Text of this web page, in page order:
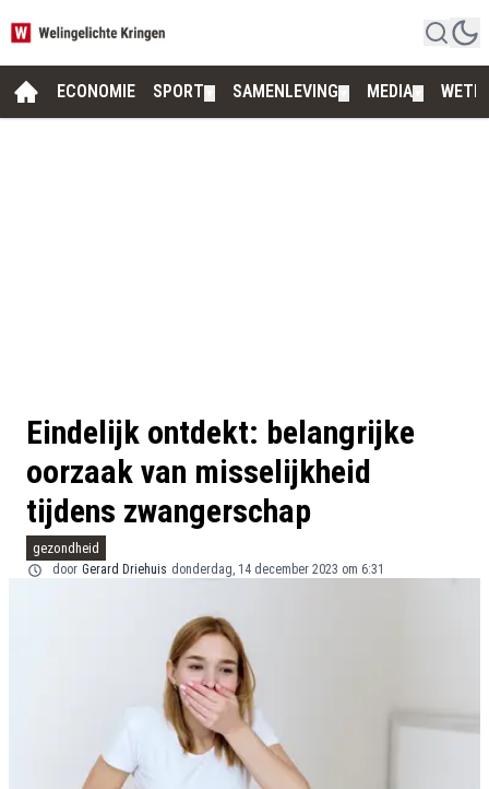
ECONOMIE SPORT SAMENLEVING MEDIA
Eindelijk ontdekt: belangrijke
oorzaak van misselijkheid
tijdens zwangerschap
gezondheid
door Gerard Driehuis donderdag, 14 december 2023 om 6:31